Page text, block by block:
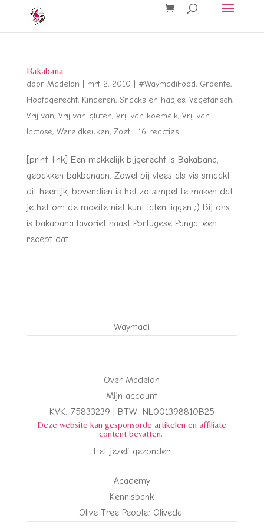
Bakabana
door Madelon mrt 2, 2010 #WaymadiFood, Groente,
Hoofdgerecht, Kinderen, Snacks en hapjes, Vegetarisch,
Vrij van, Vrij van gluten, Vrij van koemelk, Vrij van
lactose, Wereldkeuken, Zoet| 16 reacties
[print_link] Een makkelijk bijgerecht is Bakabana,
gebakken bakbanaan. Zowel bij vlees als vis smaakt
dit heerlijk, bovendien is het zo simpel te maken dat
je het om de moeite niet kunt laten liggen ;) Bij ons
is bakabana favoriet naast Portugese Panga, een
recept dat...
Waymadi
Over Madelon
Mijn account
KVK: 75833239 | BTW: NL001398810B25
Deze website kan gesponsorde artikelen en affiliate
content bevatten.
Eet jezelf gezonder
Academy
Kennisbank
Olive Tree People: Oliveda